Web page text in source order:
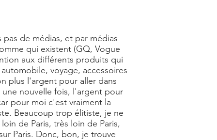
de médias, et par médias
qui existent (GQ, Vogue
aux différents produits qui
voyage, accessoires
plus l'argent pour aller dans
nouvelle fois, l'argent pour
pour moi c'est vraiment la
Beaucoup trop élitiste, je ne
de Paris, très loin de Paris,
Paris. Donc, bon, je trouve